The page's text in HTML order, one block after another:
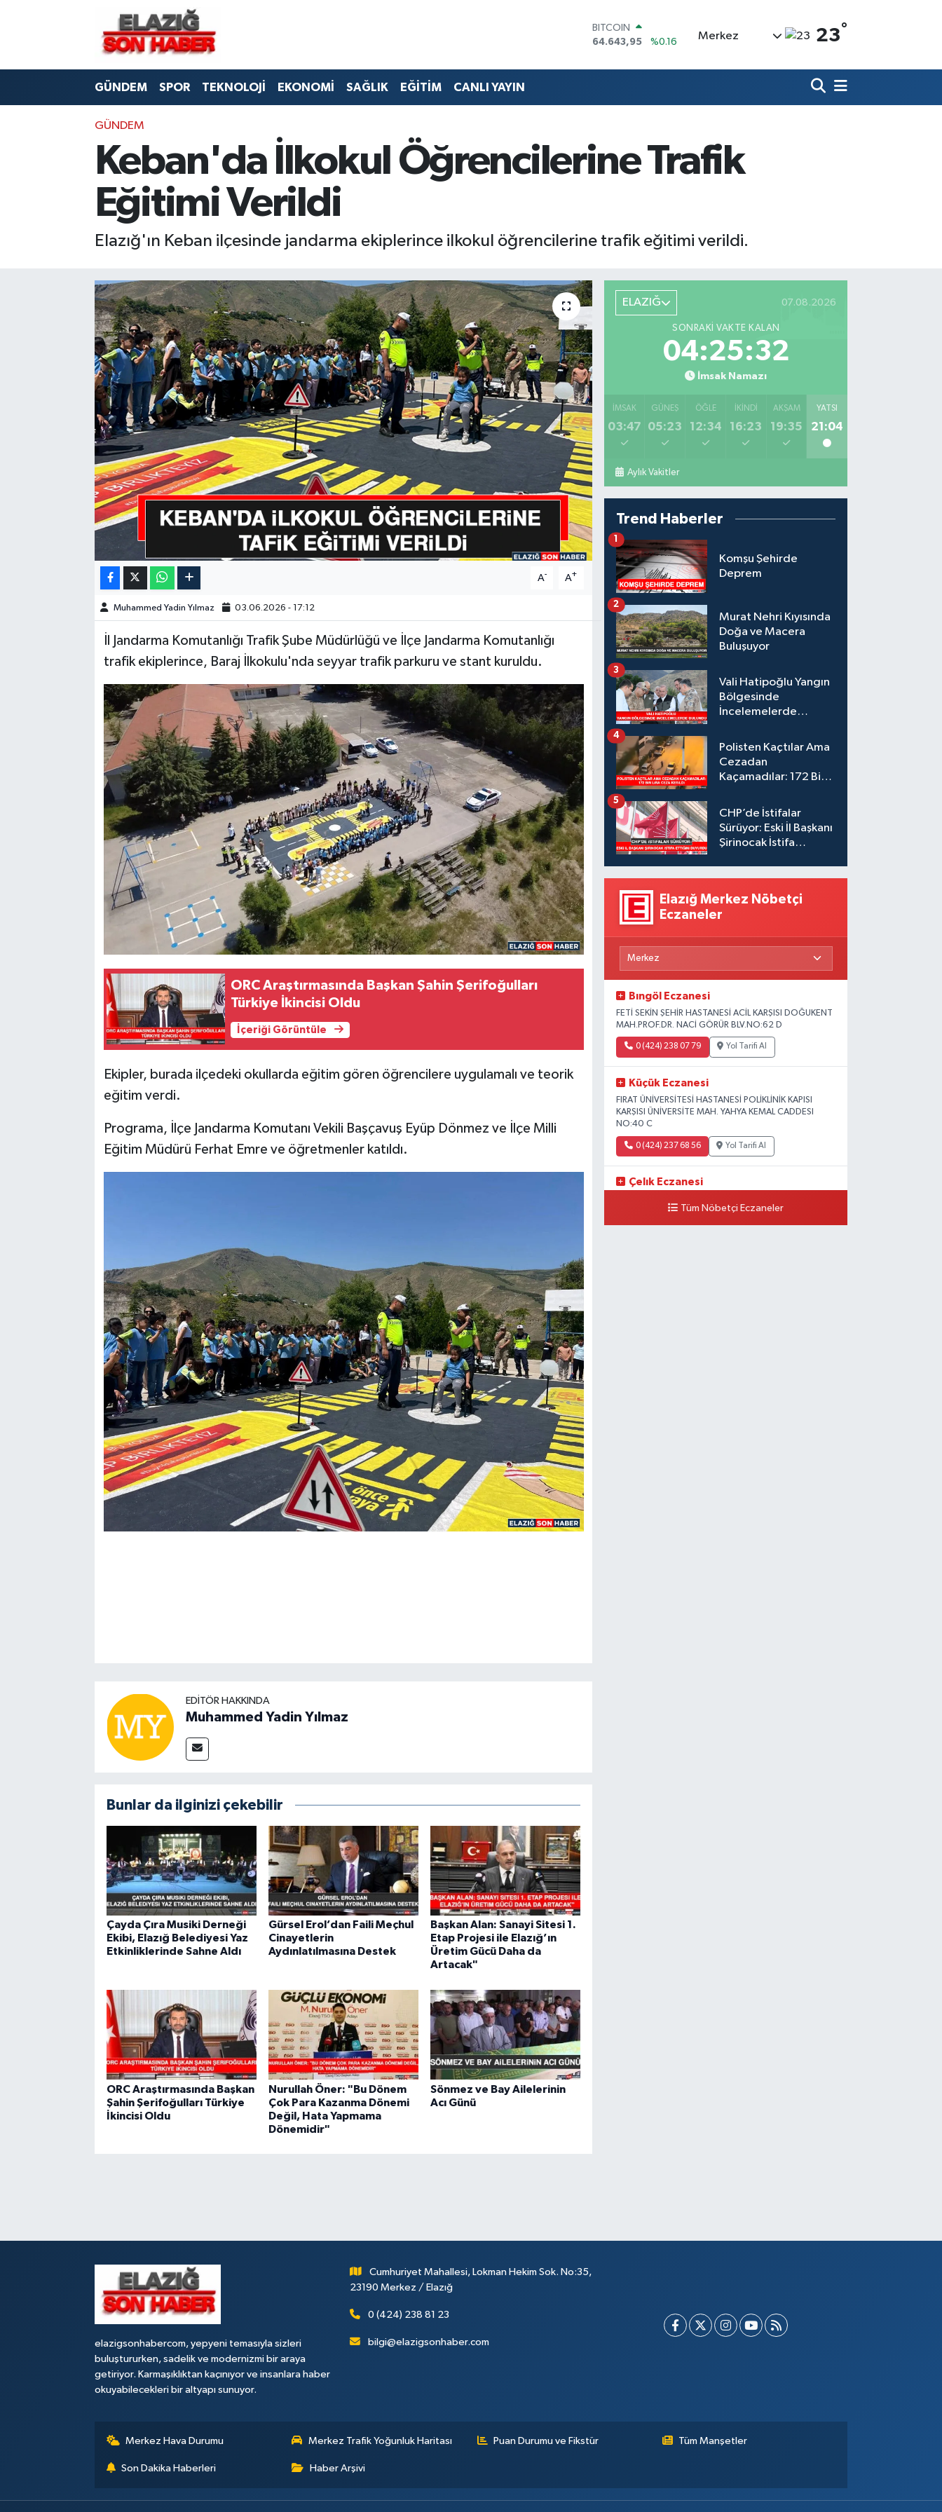
DOLAR
47,6704
%0
55,0406
%-0.08
13.799
%70
BITCOIN
Merkez 23°
GÜNDEM SPOR TEKNOLOJİ EKONOMİ SAĞLIK EĞİTİM CANLI YAYIN
GÜNDEM
Keban'da İlkokul Öğrencilerine Trafik
Eğitimi Verildi
Elazığ'ın Keban ilçesinde jandarma ekiplerince ilkokul öğrencilerine trafik eğitimi verildi.
A- A+
Muhammed Yadin Yılmaz 03.06.2026 - 17:12
İl Jandarma Komutanlığı Trafik Şube Müdürlüğü ve İlçe Jandarma Komutanlığı
trafik ekiplerince, Baraj İlkokulu'nda seyyar trafik parkuru ve stant kuruldu.
ORC Araştırmasında Başkan Şahin Şerifoğulları
Türkiye İkincisi Oldu
İçeriği Görüntüle
Ekipler, burada ilçedeki okullarda eğitim gören öğrencilere uygulamalı ve teorik
eğitim verdi.
Programa, İlçe Jandarma Komutanı Vekili Başçavuş Eyüp Dönmez ve İlçe Milli
Eğitim Müdürü Ferhat Emre ve öğretmenler katıldı.
EDITÖR HAKKINDA
Muhammed Yadin Yılmaz
Bunlar da ilginizi çekebilir
Çayda Çıra Musiki Derneği
Ekibi, Elazığ Belediyesi Yaz
Etkinliklerinde Sahne Aldı
Gürsel Erol’dan Faili Meçhul
Cinayetlerin
Aydınlatılmasına Destek
Başkan Alan: Sanayi Sitesi 1.
Etap Projesi ile Elazığ’ın
Üretim Gücü Daha da
Artacak"
ORC Araştırmasında Başkan
Şahin Şerifoğulları Türkiye
İkincisi Oldu
Nurullah Öner: "Bu Dönem
Çok Para Kazanma Dönemi
Değil, Hata Yapmama
Dönemidir"
Sönmez ve Bay Ailelerinin
Acı Günü
ELAZIĞ 07.08.2026
SONRAKI VAKTE KALAN
04:25:30
İmsak Namazı
İMSAK
03:47
GÜNEŞ
05:23
ÖĞLE
12:34
İKINDI
16:23
AKŞAM
19:35
YATSI
21:04
Aylık Vakitler
Trend Haberler
Komşu Şehirde
Deprem
1
Murat Nehri Kıyısında
Doğa ve Macera
Buluşuyor
2
Vali Hatipoğlu Yangın
Bölgesinde
İncelemelerde
3
Polisten Kaçtılar Ama
Cezadan
Kaçamadılar: 172 Bin
4
CHP’de İstifalar
Sürüyor: Eski İl Başkanı
Şirinocak İstifa
5
Elazığ Merkez Nöbetçi
Eczaneler
Bıngöl Eczanesi
FETİ SEKİN ŞEHİR HASTANESİ ACİL KARŞISI DOĞUKENT
MAH.PROF.DR. NACİ GÖRÜR BLV.NO:62 D
0 (424) 238 07 79 Yol Tarifi Al
Küçük Eczanesi
FIRAT ÜNİVERSİTESİ HASTANESİ POLİKLİNİK KAPISI
KARŞISI ÜNİVERSİTE MAH. YAHYA KEMAL CADDESI
NO:40 C
0 (424) 237 68 56 Yol Tarifi Al
Çelık Eczanesi
MAH. 19730 SOK. NO:6 ATüm Nöbetçi Eczaneler
elazigsonhabercom, yepyeni temasıyla sizleri
buluştururken, sadelik ve modernizmi bir araya
getiriyor. Karmaşıklıktan kaçınıyor ve insanlara haber
okuyabilecekleri bir altyapı sunuyor.
Cumhuriyet Mahallesi, Lokman Hekim Sok. No:35,
23190 Merkez / Elazığ
0 (424) 238 81 23
bilgi@elazigsonhaber.com
Merkez Hava Durumu Merkez Trafik Yoğunluk Haritası Puan Durumu ve Fikstür Tüm Manşetler
Son Dakika Haberleri Haber Arşivi
CANLI YAYIN
BİLİM VE TEKNOLOJİ
EKONOMİ
HABERDE İNSAN
KÜLTÜR-SANAT
MAGAZİN
ÖZEL HABER
Merkez Hava Durumu
Merkez Trafik Yoğunluk Haritası
Süper Lig Puan Durumu ve Fikstür
Tüm Manşetler
Son Dakika Haberleri
Haber Arşivi